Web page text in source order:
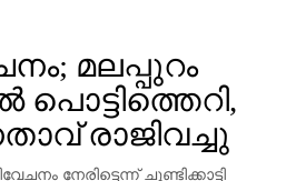
മലപ്പുറം
പൊട്ടിത്തെറി,
രാജിവച്ചു
നേരിട്ടെന്ന് ചൂണ്ടിക്കാട്ടി